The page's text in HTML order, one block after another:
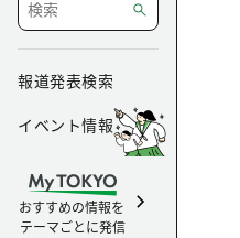
報道発表検索
イベント情報
おすすめの情報を
テーマごとに発信